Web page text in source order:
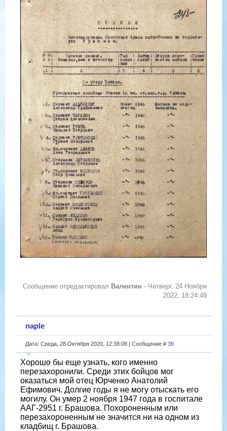
Сообщение отредактировал Валентин - Четверг, 24 Ноября
2022, 18:24:49
naple
Дата: Среда, 28 Октября 2020, 12:38:08 | Сообщение # 39
Хорошо бы еще узнать, кого именно
перезахоронили. Среди этих бойцов мог
оказаться мой отец Юрченко Анатолий
Ефимович. Долгие годы я не могу отыскать его
могилу. Он умер 2 ноября 1947 года в госпитале
ААГ-2951 г. Брашова. Похороненным или
перезахороненным не значится ни на одном из
кладбищ г. Брашова.